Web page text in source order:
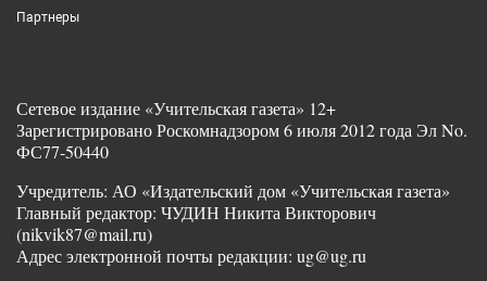
Партнеры
Сетевое издание «Учительская газета» 12+
Зарегистрировано Роскомнадзором 6 июля 2012 года Эл No.
ФС77-50440
Учредитель: АО «Издательский дом «Учительская газета»
Главный редактор: ЧУДИН Никита Викторович
(nikvik87@mail.ru)
Адрес электронной почты редакции: ug@ug.ru